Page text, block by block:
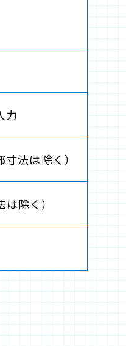
力
法は除く）
除く）